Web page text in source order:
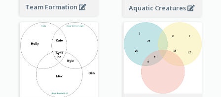
Team Formation Aquatic Creatures